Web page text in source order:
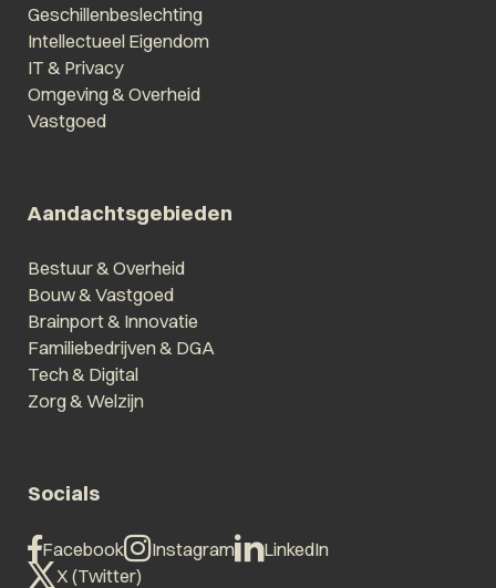
Geschillenbeslechting
Intellectueel Eigendom
IT & Privacy
Omgeving & Overheid
Vastgoed
Aandachtsgebieden
Bestuur & Overheid
Bouw & Vastgoed
Brainport & Innovatie
Familiebedrijven & DGA
Tech & Digital
Zorg & Welzijn
Socials
Facebook Instagram
LinkedIn
X (Twitter)